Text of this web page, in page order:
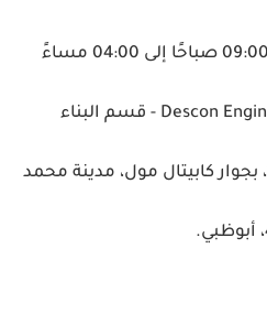
Descon Engineering UAE - قسم البناء
الطابق 16، برج بريستيج - 17، بجوار كابيتال مول، مدينة محمد